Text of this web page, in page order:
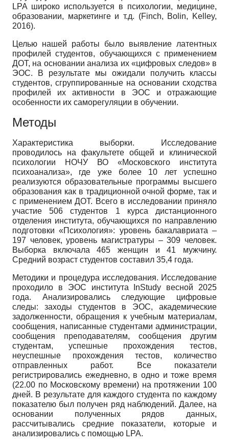
LPA широко используется в психологии, медицине,
образовании, маркетинге и т.д. (Finch, Bolin, Kelley,
2016).
Целью нашей работы было выявление латентных
профилей студентов, обучающихся с применением
ДОТ, на основании анализа их «цифровых следов» в
ЭОС. В результате мы ожидали получить классы
студентов, сгруппированные на основании сходства
профилей их активности в ЭОС и отражающие
особенности их саморегуляции в обучении.
Методы
Характеристика выборки. Исследование
проводилось на факультете общей и клинической
психологии НОЧУ ВО «Московского института
психоанализа», где уже более 10 лет успешно
реализуются образовательные программы высшего
образования как в традиционной очной форме, так и
с применением ДОТ. Всего в исследовании приняло
участие 506 студентов 1 курса дистанционного
отделения института, обучающихся по направлению
подготовки «Психология»: уровень бакалавриата –
197 человек, уровень магистратуры – 309 человек.
Выборка включала 465 женщин и 41 мужчину.
Средний возраст студентов составил 35,4 года.
Методики и процедура исследования. Исследование
проходило в ЭОС института InStudy весной 2025
года. Анализировались следующие цифровые
следы: заходы студентов в ЭОС, академические
задолженности, обращения к учебным материалам,
сообщения, написанные студентами администрации,
сообщения преподавателям, сообщения другим
студентам, успешные прохождения тестов,
неуспешные прохождения тестов, количество
отправленных работ. Все показатели
регистрировались ежедневно, в одно и тоже время
(22.00 по Московскому времени) на протяжении 100
дней. В результате для каждого студента по каждому
показателю был получен ряд наблюдений. Далее, на
основании полученных рядов данных,
рассчитывались средние показатели, которые и
анализировались с помощью LPA.